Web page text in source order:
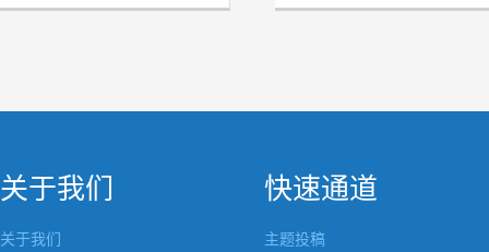
关于我们
关于我们
快速通道
主题投稿